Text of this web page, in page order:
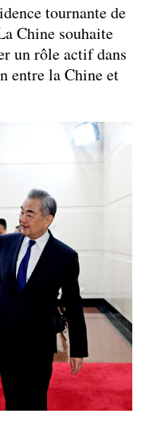
tournante de
Chine souhaite
un rôle actif dans
entre la Chine et